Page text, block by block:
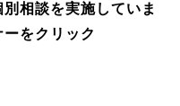
相談を実施していま
をクリック